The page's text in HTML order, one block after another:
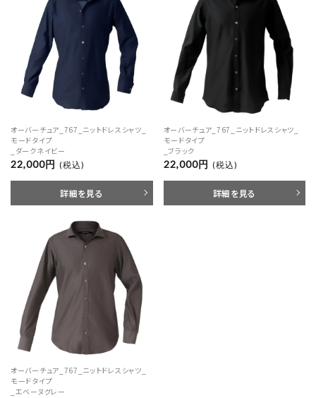
オーバーチュア_767_ニットドレスシャツ_
モードタイプ
_ダークネイビー
22,000円 (税込)
詳細を見る
オーバーチュア_767_ニットドレスシャツ_
モードタイプ
_ブラック
22,000円 (税込)
詳細を見る
オーバーチュア_767_ニットドレスシャツ_
モードタイプ
_エベーヌグレー